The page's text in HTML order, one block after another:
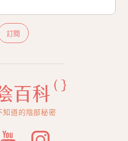
訂閱
知道的陰部秘密